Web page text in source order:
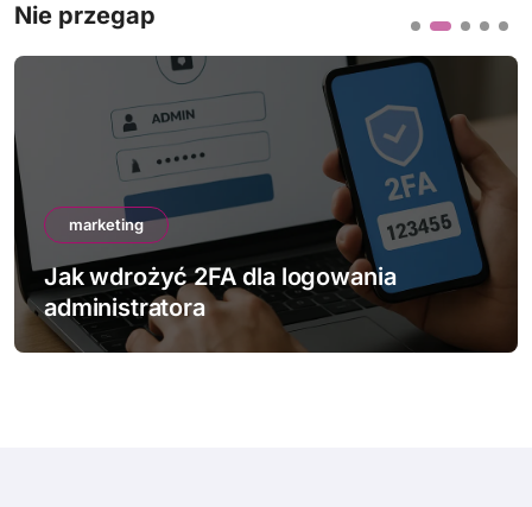
Nie przegap
marketing
Jak wdrożyć 2FA dla logowania
administratora